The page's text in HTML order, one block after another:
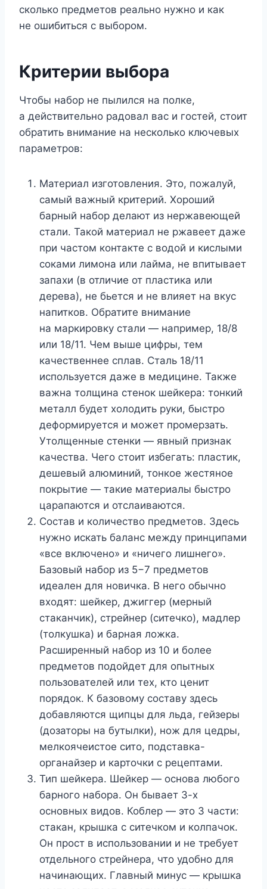
сколько предметов реально нужно и как
не ошибиться с выбором.
Критерии выбора
Чтобы набор не пылился на полке,
а действительно радовал вас и гостей, стоит
обратить внимание на несколько ключевых
параметров:
Материал изготовления. Это, пожалуй,
самый важный критерий. Хороший
барный набор делают из нержавеющей
стали. Такой материал не ржавеет даже
при частом контакте с водой и кислыми
соками лимона или лайма, не впитывает
запахи (в отличие от пластика или
дерева), не бьется и не влияет на вкус
напитков. Обратите внимание
на маркировку стали — например, 18/8
или 18/11. Чем выше цифры, тем
качественнее сплав. Сталь 18/11
используется даже в медицине. Также
важна толщина стенок шейкера: тонкий
металл будет холодить руки, быстро
деформируется и может промерзать.
Утолщенные стенки — явный признак
качества. Чего стоит избегать: пластик,
дешевый алюминий, тонкое жестяное
покрытие — такие материалы быстро
царапаются и отслаиваются.
Состав и количество предметов. Здесь
нужно искать баланс между принципами
«все включено» и «ничего лишнего».
Базовый набор из 5−7 предметов
идеален для новичка. В него обычно
входят: шейкер, джиггер (мерный
стаканчик), стрейнер (ситечко), мадлер
(толкушка) и барная ложка.
Расширенный набор из 10 и более
предметов подойдет для опытных
пользователей или тех, кто ценит
порядок. К базовому составу здесь
добавляются щипцы для льда, гейзеры
(дозаторы на бутылки), нож для цедры,
мелкоячеистое сито, подставка-
органайзер и карточки с рецептами.
Тип шейкера. Шейкер — основа любого
барного набора. Он бывает 3-х
основных видов. Коблер — это 3 части:
стакан, крышка с ситечком и колпачок.
Он прост в использовании и не требует
отдельного стрейнера, что удобно для
начинающих. Главный минус — крышка